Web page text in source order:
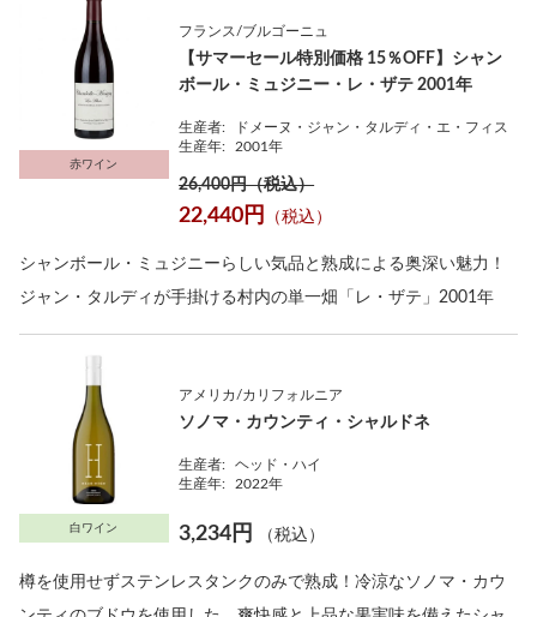
赤ワイン
フランス/ブルゴーニュ
【サマーセール特別価格 15％OFF】シャン
ボール・ミュジニー・レ・ザテ 2001年
生産者:
ドメーヌ・ジャン・タルディ・エ・フィス
生産年:
2001年
26,400円（税込）
22,440円 （税込）
シャンボール・ミュジニーらしい気品と熟成による奥深い魅力！
ジャン・タルディが手掛ける村内の単一畑「レ・ザテ」2001年
白ワイン
アメリカ/カリフォルニア
ソノマ・カウンティ・シャルドネ
生産者:
ヘッド・ハイ
生産年:
2022年
3,234円 （税込）
樽を使用せずステンレスタンクのみで熟成！冷涼なソノマ・カウ